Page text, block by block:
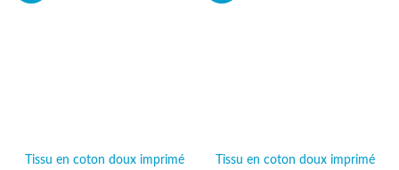
Tissu en coton doux imprimé
Tissu en coton doux imprimé